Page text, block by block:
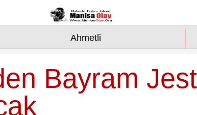
Ahmetli
Bayram